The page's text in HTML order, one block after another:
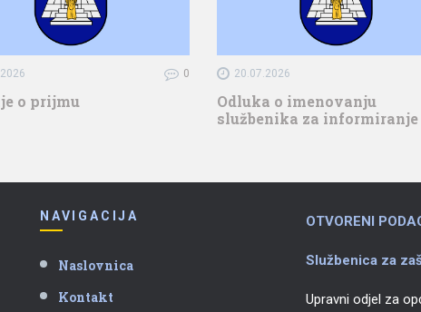
0
o prijmu
20.07.2026
Odluka o imenovanju
službenika za informiranje
NAVIGACIJA
Naslovnica
Kontakt
OTVORENI
Službenica za
Upravni odjel za